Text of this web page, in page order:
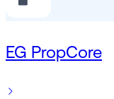
EG PropCore